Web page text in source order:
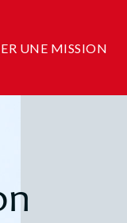
UNE MISSION